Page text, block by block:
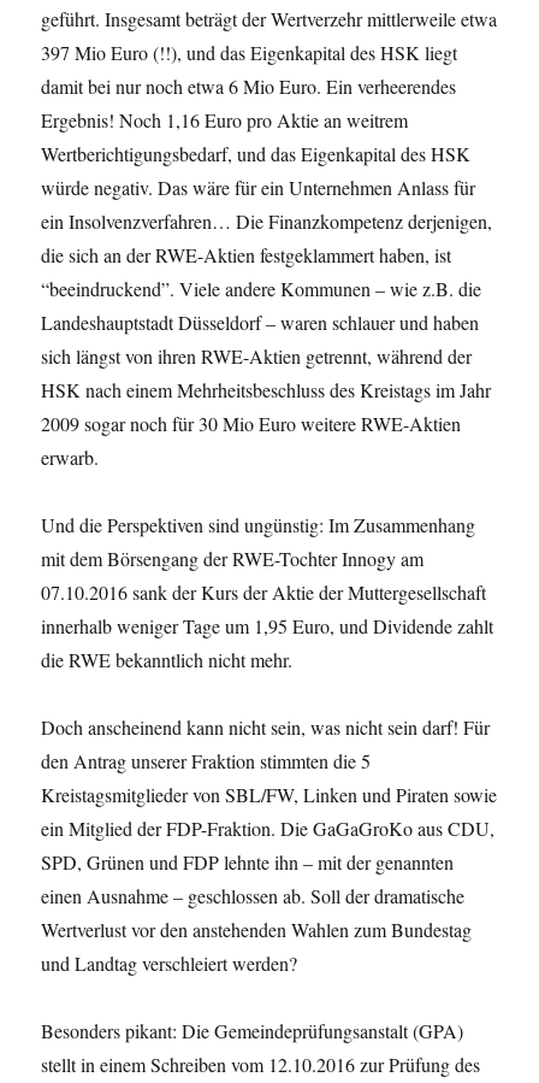
geführt. Insgesamt beträgt der Wertverzehr mittlerweile etwa
397 Mio Euro (!!), und das Eigenkapital des HSK liegt
damit bei nur noch etwa 6 Mio Euro. Ein verheerendes
Ergebnis! Noch 1,16 Euro pro Aktie an weitrem
Wertberichtigungsbedarf, und das Eigenkapital des HSK
würde negativ. Das wäre für ein Unternehmen Anlass für
ein Insolvenzverfahren… Die Finanzkompetenz derjenigen,
die sich an der RWE-Aktien festgeklammert haben, ist
“beeindruckend”. Viele andere Kommunen – wie z.B. die
Landeshauptstadt Düsseldorf – waren schlauer und haben
sich längst von ihren RWE-Aktien getrennt, während der
HSK nach einem Mehrheitsbeschluss des Kreistags im Jahr
2009 sogar noch für 30 Mio Euro weitere RWE-Aktien
erwarb.
Und die Perspektiven sind ungünstig: Im Zusammenhang
mit dem Börsengang der RWE-Tochter Innogy am
07.10.2016 sank der Kurs der Aktie der Muttergesellschaft
innerhalb weniger Tage um 1,95 Euro, und Dividende zahlt
die RWE bekanntlich nicht mehr.
Doch anscheinend kann nicht sein, was nicht sein darf! Für
den Antrag unserer Fraktion stimmten die 5
Kreistagsmitglieder von SBL/FW, Linken und Piraten sowie
ein Mitglied der FDP-Fraktion. Die GaGaGroKo aus CDU,
SPD, Grünen und FDP lehnte ihn – mit der genannten
einen Ausnahme – geschlossen ab. Soll der dramatische
Wertverlust vor den anstehenden Wahlen zum Bundestag
und Landtag verschleiert werden?
Besonders pikant: Die Gemeindeprüfungsanstalt (GPA)
stellt in einem Schreiben vom 12.10.2016 zur Prüfung des